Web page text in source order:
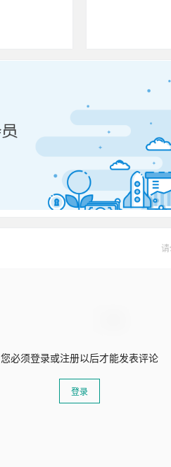
您必须登录或注册以后才能发表评论
登录